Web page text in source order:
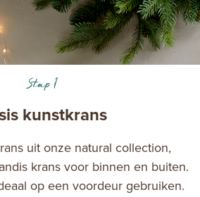
Stap 1
kunstkrans
uit onze natural collection,
krans voor binnen en buiten.
op een voordeur gebruiken.